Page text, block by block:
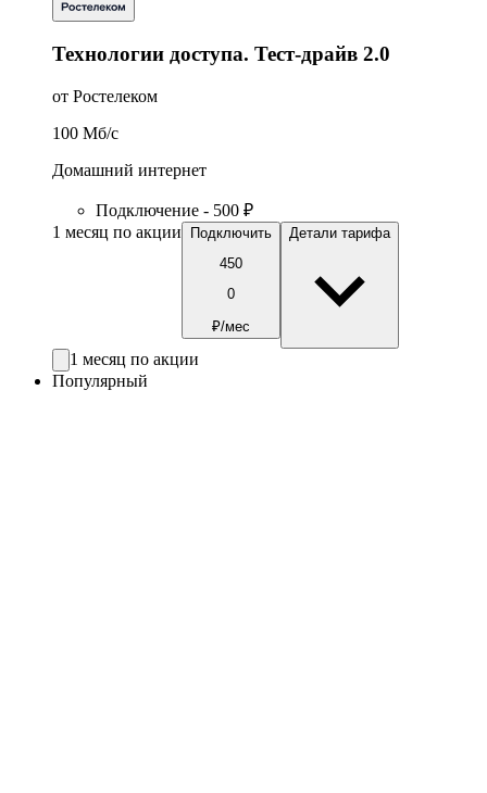
Технологии доступа. Тест-драйв 2.0
от Ростелеком
100 Мб/c
Домашний интернет
Подключение - 500 ₽
1 месяц по акции
Подключить
450
0
₽/мес
Детали тарифа
1 месяц по акции
Популярный